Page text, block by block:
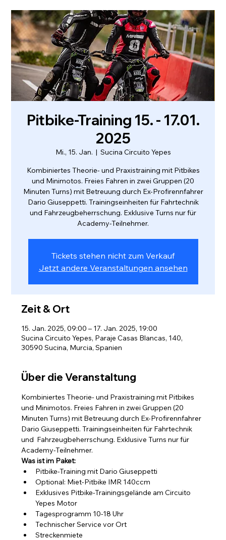
Pitbike-Training 15. - 17.01.
2025
Mi., 15. Jan.
  |
Sucina Circuito Yepes
Kombiniertes Theorie- und Praxistraining mit Pitbikes
und Minimotos. Freies Fahren in zwei Gruppen (20
Minuten Turns) mit Betreuung durch Ex-Profirennfahrer
Dario Giuseppetti. Trainingseinheiten für Fahrtechnik
und Fahrzeugbeherrschung. Exklusive Turns nur für
Academy-Teilnehmer.
Tickets stehen nicht zum Verkauf
Jetzt andere Veranstaltungen ansehen
Zeit & Ort
15. Jan. 2025, 09:00 – 17. Jan. 2025, 19:00
Sucina Circuito Yepes, Paraje Casas Blancas, 140,
30590 Sucina, Murcia, Spanien
Über die Veranstaltung
Kombiniertes Theorie- und Praxistraining mit Pitbikes
und Minimotos. Freies Fahren in zwei Gruppen (20
Minuten Turns) mit Betreuung durch Ex-Profirennfahrer
Dario Giuseppetti. Trainingseinheiten für Fahrtechnik
und  Fahrzeugbeherrschung. Exklusive Turns nur für
Academy-Teilnehmer.
Was ist im Paket:
Pitbike-Training mit Dario Giuseppetti
Optional: Miet-Pitbike IMR 140ccm
Exklusives Pitbike-Trainingsgelände am Circuito
Yepes Motor
Tagesprogramm 10-18 Uhr
Technischer Service vor Ort
Streckenmiete